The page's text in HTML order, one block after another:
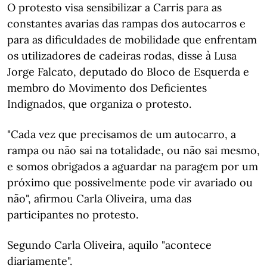
O protesto visa sensibilizar a Carris para as
constantes avarias das rampas dos autocarros e
para as dificuldades de mobilidade que enfrentam
os utilizadores de cadeiras rodas, disse à Lusa
Jorge Falcato, deputado do Bloco de Esquerda e
membro do Movimento dos Deficientes
Indignados, que organiza o protesto.
"Cada vez que precisamos de um autocarro, a
rampa ou não sai na totalidade, ou não sai mesmo,
e somos obrigados a aguardar na paragem por um
próximo que possivelmente pode vir avariado ou
não", afirmou Carla Oliveira, uma das
participantes no protesto.
Segundo Carla Oliveira, aquilo "acontece
diariamente".